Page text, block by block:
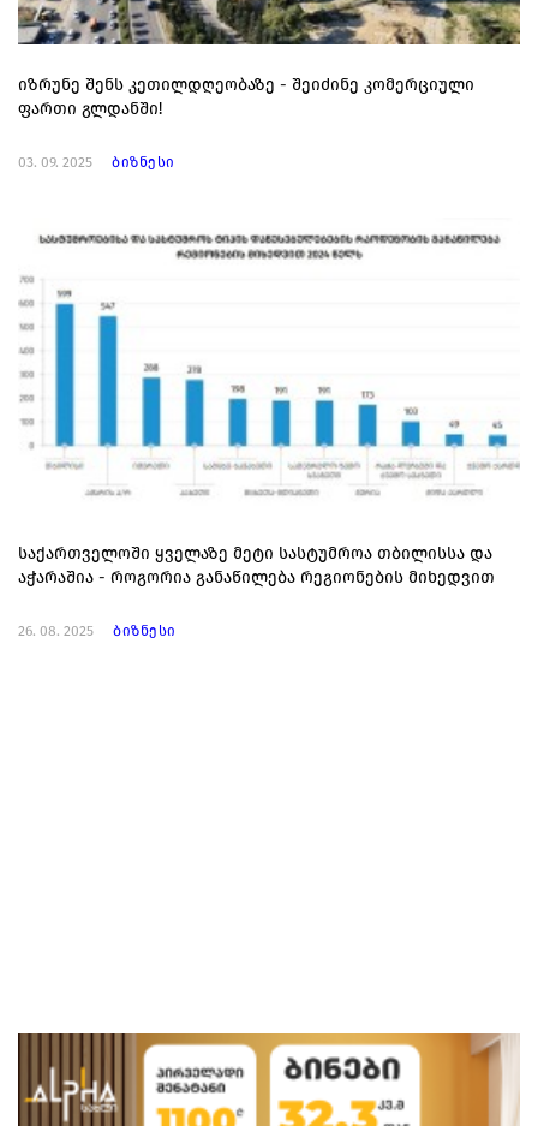
იზრუნე შენს კეთილდღეობაზე - შეიძინე კომერციული
ფართი გლდანში!
03. 09. 2025 ბიზნესი
საქართველოში ყველაზე მეტი სასტუმროა თბილისსა და
აჭარაშია - როგორია განაწილება რეგიონების მიხედვით
26. 08. 2025 ბიზნესი